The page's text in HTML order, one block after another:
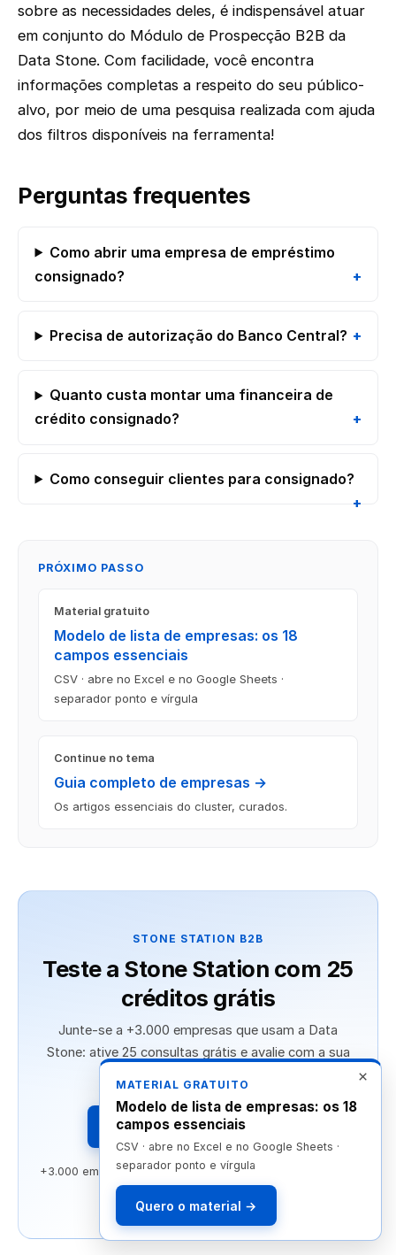
sobre as necessidades deles, é indispensável atuar
em conjunto do Módulo de Prospecção B2B da
Data Stone. Com facilidade, você encontra
informações completas a respeito do seu público-
alvo, por meio de uma pesquisa realizada com ajuda
dos filtros disponíveis na ferramenta!
Perguntas frequentes
Como abrir uma empresa de empréstimo
consignado?
Precisa de autorização do Banco Central?
Quanto custa montar uma financeira de
crédito consignado?
Como conseguir clientes para consignado?
PRÓXIMO PASSO
Material gratuito
Modelo de lista de empresas: os 18
campos essenciais
CSV · abre no Excel e no Google Sheets ·
separador ponto e vírgula
Continue no tema
Guia completo de empresas →
Os artigos essenciais do cluster, curados.
×
MATERIAL GRATUITO
Modelo de lista de empresas: os 18
campos essenciais
CSV · abre no Excel e no Google Sheets ·
separador ponto e vírgula
Quero o material →
STONE STATION B2B
Teste a Stone Station com 25
créditos grátis
Junte-se a +3.000 empresas que usam a Data
Stone: ative 25 consultas grátis e avalie com a sua
Ativar 25 créditos grátis →
+3.000 empresas clientes · Sem cartão de crédito · 100%